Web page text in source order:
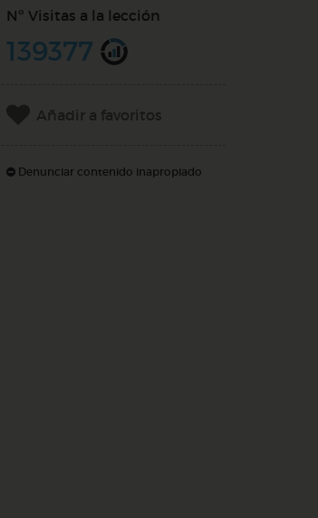
Nº Visitas a la lección
139377
Añadir a favoritos
Denunciar contenido inapropiado